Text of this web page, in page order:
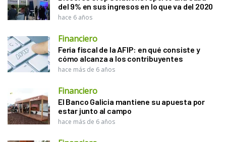
del 9% en sus ingresos en lo que va del 2020
hace 6 años
Financiero
Feria fiscal de la AFIP: en qué consiste y
cómo alcanza a los contribuyentes
hace más de 6 años
Financiero
El Banco Galicia mantiene su apuesta por
estar junto al campo
hace más de 6 años